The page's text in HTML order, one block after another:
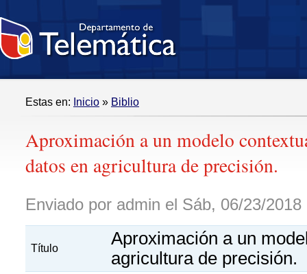
Estas en: Inicio » Biblio
Aproximación a un modelo
datos en agricultura de precisión.
Enviado por admin el Sáb, 06/23/2018
Título
Aproximación a un
agricultura de precisión.